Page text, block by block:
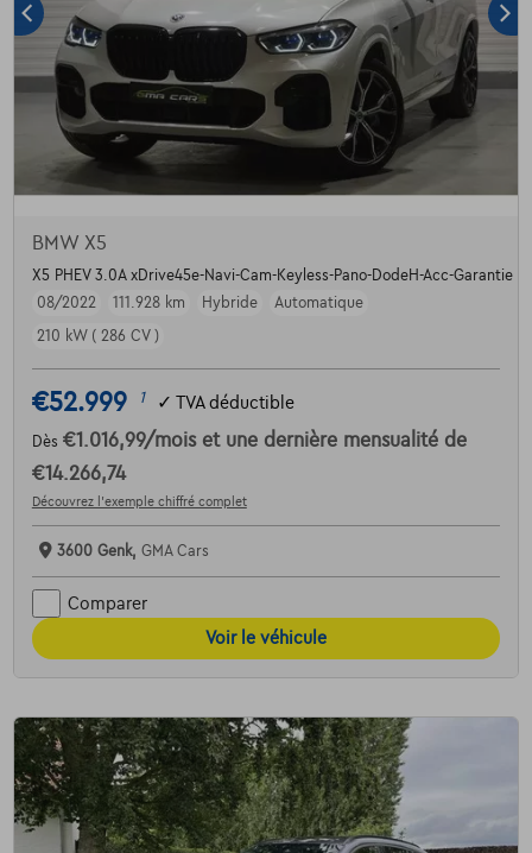
BMW X5
X5 PHEV 3.0A xDrive45e-Navi-Cam-Keyless-Pano-DodeH-Acc-Garantie
08/2022
111.928 km Hybride
Automatique
210 kW ( 286 CV )
€52.999 1 ✓ TVA déductible
Dès €1.016,99/mois et une dernière mensualité de
€14.266,74
Découvrez l’exemple chiffré complet
3600 Genk, GMA Cars
Comparer
Voir le véhicule